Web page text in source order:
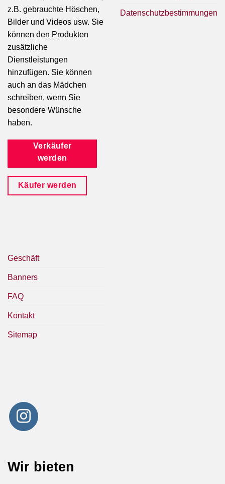
z.B. gebrauchte Höschen,
Bilder und Videos usw. Sie
können den Produkten
zusätzliche
Dienstleistungen
hinzufügen. Sie können
auch an das Mädchen
schreiben, wenn Sie
besondere Wünsche
haben.
Verkäufer
werden
Käufer werden
Datenschutzbestimmungen
Geschäft
Banners
FAQ
Kontakt
Sitemap
Wir bieten